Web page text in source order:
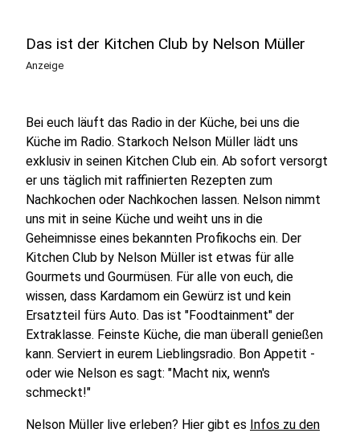
Das ist der Kitchen Club by Nelson Müller
Anzeige
Bei euch läuft das Radio in der Küche, bei uns die
Küche im Radio. Starkoch Nelson Müller lädt uns
exklusiv in seinen Kitchen Club ein. Ab sofort versorgt
er uns täglich mit raffinierten Rezepten zum
Nachkochen oder Nachkochen lassen. Nelson nimmt
uns mit in seine Küche und weiht uns in die
Geheimnisse eines bekannten Profikochs ein. Der
Kitchen Club by Nelson Müller ist etwas für alle
Gourmets und Gourmüsen. Für alle von euch, die
wissen, dass Kardamom ein Gewürz ist und kein
Ersatzteil fürs Auto. Das ist "Foodtainment" der
Extraklasse. Feinste Küche, die man überall genießen
kann. Serviert in eurem Lieblingsradio. Bon Appetit -
oder wie Nelson es sagt: "Macht nix, wenn's
schmeckt!"
Nelson Müller live erleben? Hier gibt es Infos zu den